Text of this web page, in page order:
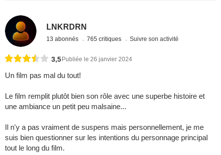
LNKRDRN
13 abonnés 765 critiques Suivre son activité
3,5 Publiée le 26 janvier 2024
Un film pas mal du tout!
Le film remplit plutôt bien son rôle avec une superbe histoire et
une ambiance un petit peu malsaine...
Il n'y a pas vraiment de suspens mais personnellement, je me
suis bien questionner sur les intentions du personnage principal
tout le long du film.